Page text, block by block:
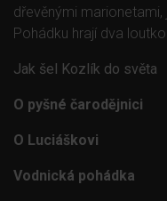
dřevěnými
Pohádku hrají dva
Jak šel Kozlík do světa
O pyšné čarodějnici
O Luciáškovi
Vodnická pohádka